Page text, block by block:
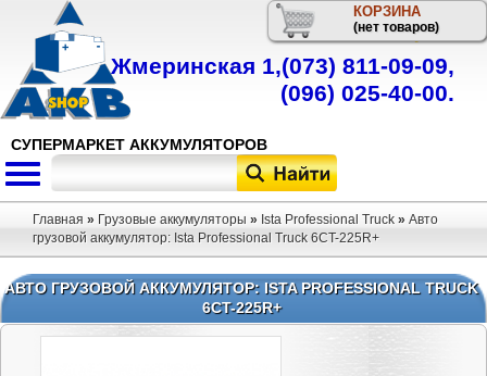
КОРЗИНА
(нет товаров)
СУПЕРМАРКЕТ АККУМУЛЯТОРОВ
Телефон
Жмеринская 1,(073) 811-09-09,
(096) 025-40-00.
Главная » Грузовые аккумуляторы » Ista Professional Truck » Авто
грузовой аккумулятор: Ista Professional Truck 6CT-225R+
АВТО ГРУЗОВОЙ АККУМУЛЯТОР: ISTA PROFESSIONAL TRUCK
6CT-225R+